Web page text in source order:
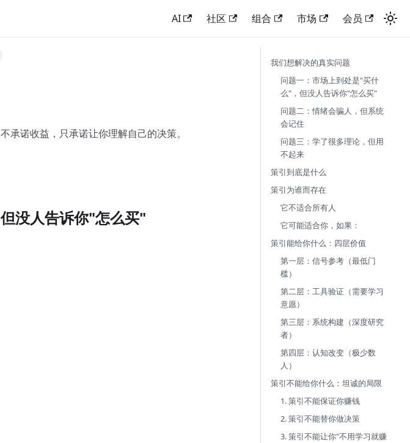
AI 社区 组合 市场 会员
承诺收益，只承诺让你理解自己的决策。
没人告诉你"怎么买"
我们想解决的真实问题
问题一：市场上到处是"买什
么"，但没人告诉你"怎么买"
问题二：情绪会骗人，但系统
会记住
问题三：学了很多理论，但用
不起来
策引到底是什么
策引为谁而存在
它不适合所有人
它可能适合你，如果：
策引能给你什么：四层价值
第一层：信号参考（最低门
槛）
第二层：工具验证（需要学习
意愿）
第三层：系统构建（深度研究
者）
第四层：认知改变（极少数
人）
策引不能给你什么：坦诚的局限
1. 策引不能保证你赚钱
2. 策引不能替你做决策
3. 策引不能让你"不用学习就赚